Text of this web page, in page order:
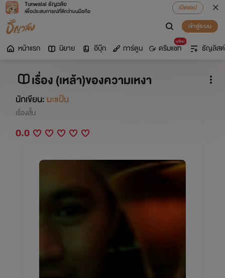
Tunwalai ธัญวลัย
เพื่อประสบการณ์ที่ดีกว่าบนมือถือ
เปิดแอป
เข้าสู่ระบบ
หน้าแรก นิยาย อีบุ๊ก การ์ตูน
มาใหม่
ดรีมแชท ธัญลิสต์
เรื่อง (เหล้า)ของความเหงา
นักเขียน: มะแป้น
เรื่องสั้น
0.0